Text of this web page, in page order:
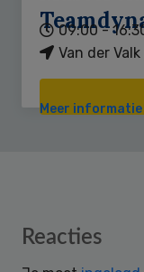
09:00 -
Van der
Meer informatie
Reader
Reacties